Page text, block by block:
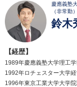
慶應義塾
（非常勤）
鈴木
【経歴】
1989年慶應義塾大学理工学
1992年ロチェスター大学
1996年東京工業大学大学